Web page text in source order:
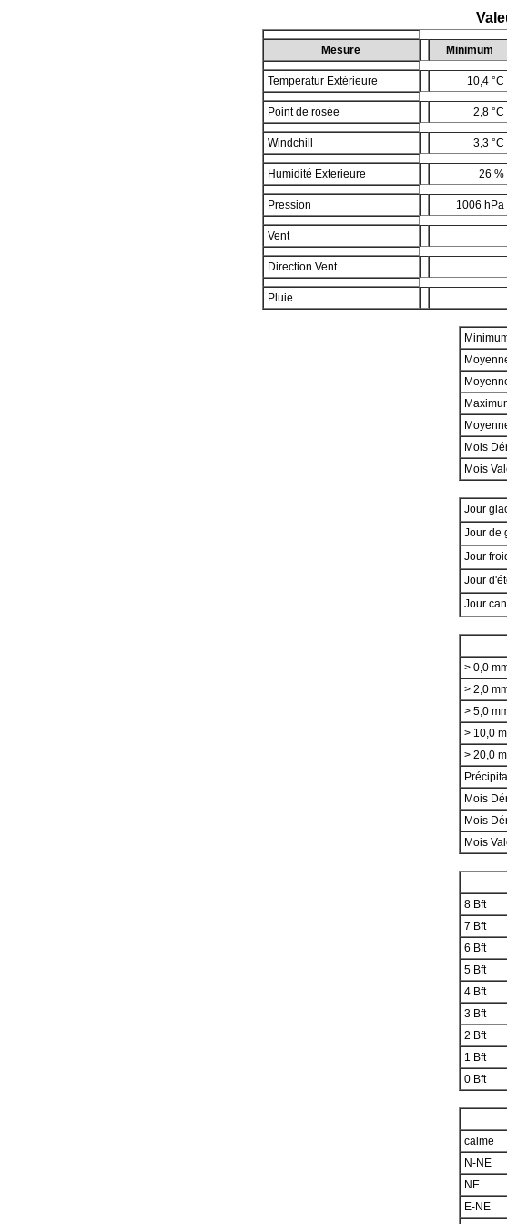
Mesure Minimum
Temperatur Extérieure 10,4 °C
Point de rosée 2,8 °C
Windchill 3,3 °C
Humidité Exterieure 26 %
Pression 1006 hPa
Vent
Direction Vent
Pluie
Mois
Mois
Jour
Jour de
Jour
Jour
Jour
> 0,0
> 2,0
> 5,0
> 10,0
> 20,0
Mois
Mois
Mois
8 Bft
7 Bft
6 Bft
5 Bft
4 Bft
3 Bft
2 Bft
1 Bft
0 Bft
calme
N-NE
NE
E-NE